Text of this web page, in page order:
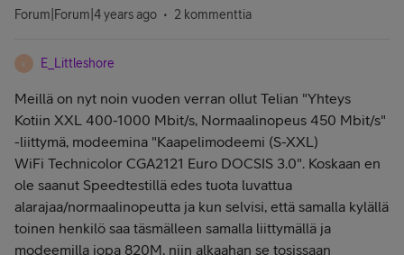
Forum|Forum|4 years ago 2 kommenttia
E E_Littleshore
Meillä on nyt noin vuoden verran ollut Telian "Yhteys
Kotiin XXL 400-1000 Mbit/s, Normaalinopeus 450 Mbit/s"
-liittymä, modeemina "Kaapelimodeemi (S-XXL)
WiFi Technicolor CGA2121 Euro DOCSIS 3.0". Koskaan en
ole saanut Speedtestillä edes tuota luvattua
alarajaa/normaalinopeutta ja kun selvisi, että samalla kylällä
toinen henkilö saa täsmälleen samalla liittymällä ja
modeemilla jopa 820M, niin alkaahan se tosissaan